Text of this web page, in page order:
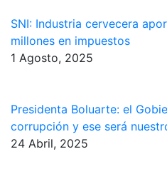
SNI: Industria cervecera
millones en impuestos
1 Agosto, 2025
Presidenta Boluarte: el
corrupción y ese será
24 Abril, 2025